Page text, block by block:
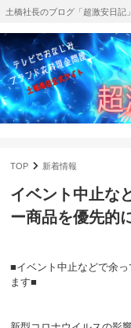
土橋社長のブログ「超激安日記
TOP 新着情報
イベント中止な
ー商品を優先的
■イベント中止などで余
ます■